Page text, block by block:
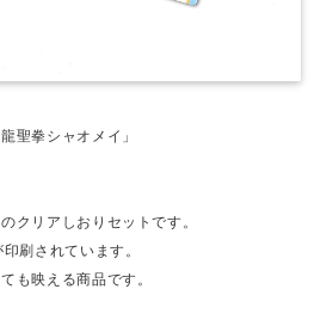
聖拳シャオメイ」
クリアしおりセットです。
刷されています。
も映える商品です。